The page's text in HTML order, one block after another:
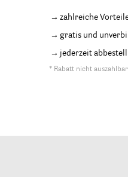
zahlreiche
gratis und
jederzeit
* Rabatt nicht